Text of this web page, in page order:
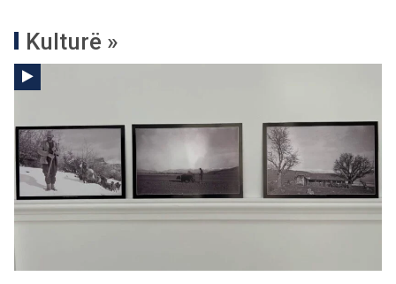
Kulturë »